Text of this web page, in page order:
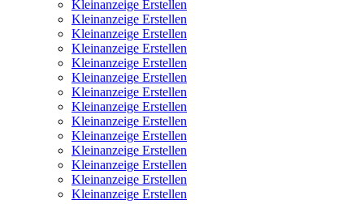
Kleinanzeige Erstellen
Kleinanzeige Erstellen
Kleinanzeige Erstellen
Kleinanzeige Erstellen
Kleinanzeige Erstellen
Kleinanzeige Erstellen
Kleinanzeige Erstellen
Kleinanzeige Erstellen
Kleinanzeige Erstellen
Kleinanzeige Erstellen
Kleinanzeige Erstellen
Kleinanzeige Erstellen
Kleinanzeige Erstellen
Kleinanzeige Erstellen